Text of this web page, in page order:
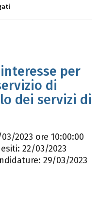
per
di
dei servizi di
2023 ore 10:00:00
22/03/2023
29/03/2023